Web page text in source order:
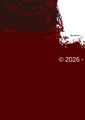
© 2026 -